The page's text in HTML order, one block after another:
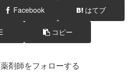
Facebook はてブ
コピー
剤師をフォローする